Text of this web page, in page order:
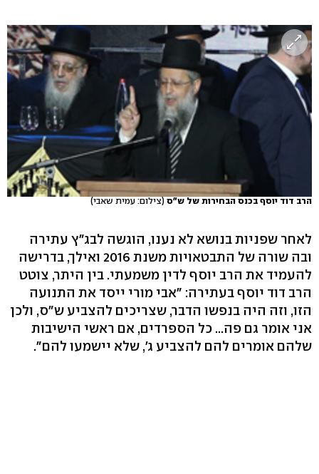
הרב דוד יוסף בכנס הבחירות של ש"ס (צילום: עמית שאבי)
לאחר שפניות בנושא לא נענו, הוגשה לבג"ץ עתירה
ובה שורה של התבטאויות משנת 2016 ואילך, בדרישה
להעמיד את הרב יוסף לדין משמעתי. בין היתר, צוטט
הרב דוד יוסף בעתירה: "אבי מורי ייסד את התנועה
הזו, וזה היה בנפשו הדבר, שצריכים להצביע ש"ס, ולכן
אני אומר גם פה... כל הספרדים, אם ראשי הישיבות
שלהם אומרים להם להצביע ג', שלא יישמעו להם".